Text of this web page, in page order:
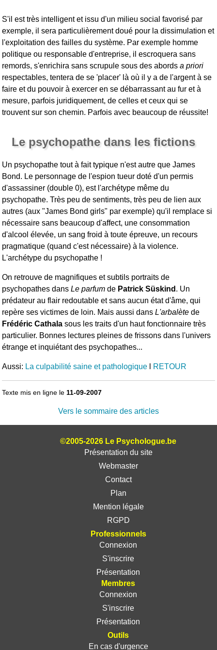
S'il est très intelligent et issu d'un milieu social favorisé par
exemple, il sera particulièrement doué pour la dissimulation et
l'exploitation des failles du système. Par exemple homme
politique ou responsable d'entreprise, il escroquera sans
remords, s'enrichira sans scrupule sous des abordsa priori
respectables, tentera de se 'placer' là où il y a de l'argent à se
faire et du pouvoir à exercer en se débarrassant au fur et à
mesure, parfois juridiquement, de celles et ceux qui se
trouvent sur son chemin. Parfois avec beaucoup de réussite!
Le psychopathe dans les fictions
Un psychopathe tout à fait typique n'est autre que James
Bond. Le personnage de l'espion tueur doté d'un permis
d'assassiner (double 0), est l'archétype même du
psychopathe. Très peu de sentiments, très peu de lien aux
autres (aux "James Bond girls" par exemple) qu'il remplace si
nécessaire sans beaucoup d'affect, une consommation
d'alcool élevée, un sang froid à toute épreuve, un recours
pragmatique (quand c'est nécessaire) à la violence.
L'archétype du psychopathe !
On retrouve de magnifiques et subtils portraits de
psychopathes dansLe parfum de Patrick Süskind . Un
prédateur au flair redoutable et sans aucun état d'âme, qui
repère ses victimes de loin. Mais aussi dansL'arbalète de
Frédéric Cathala sous les traits d'un haut fonctionnaire très
particulier. Bonnes lectures pleines de frissons dans l'univers
étrange et inquiétant des psychopathes...
Aussi: La culpabilité saine et pathologique RETOUR
Texte mis en ligne le11-09-2007
Vers le sommaire des articles
©2005-2026 Le Psychologue.be
Présentation du site
Webmaster
Contact
Plan
Mention légale
RGPD
Professionnels
Connexion
S'inscrire
Présentation
Membres
Connexion
S'inscrire
Présentation
Outils
En cas d'urgence